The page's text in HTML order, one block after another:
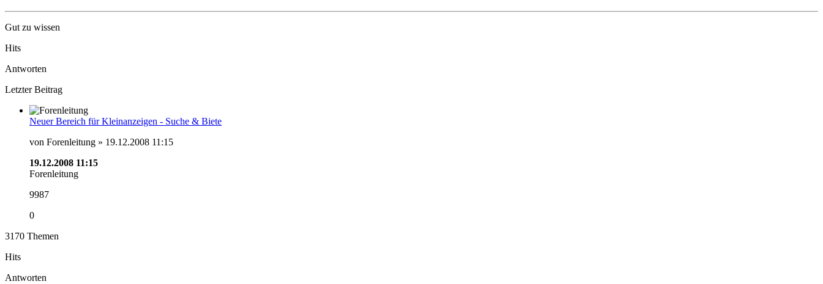
Gut zu wissen
Hits
Antworten
Letzter Beitrag
Neuer Bereich für Kleinanzeigen - Suche & Biete
von Forenleitung » 19.12.2008 11:15
19.12.2008 11:15
Forenleitung
9987
0
3170 Themen
Hits
Antworten